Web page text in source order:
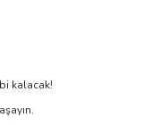
kalacak!